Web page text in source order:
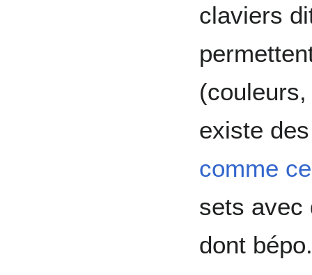
claviers
existe
comme
sets avec
dont